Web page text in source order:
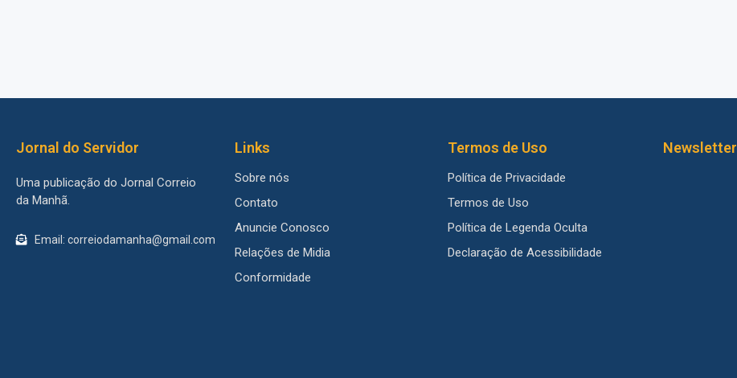
Jornal do Servidor
Uma publicação do Jornal Correio
da Manhã.
Email: correiodamanha@gmail.com
Links
Sobre nós
Contato
Anuncie Conosco
Relações de Midia
Conformidade
Termos de Uso
Política de Privacidade
Termos de Uso
Política de Legenda Oculta
Declaração de Acessibilidade
Newsletter